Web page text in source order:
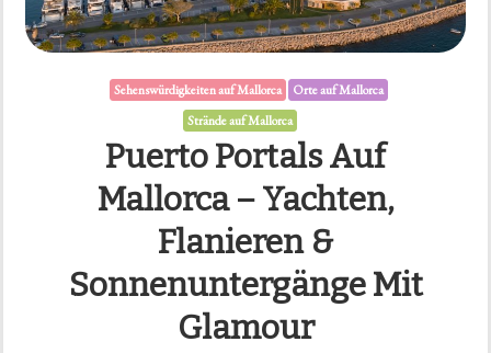
Sehenswürdigkeiten auf Mallorca
Orte auf Mallorca
Strände auf Mallorca
Puerto Portals Auf
Mallorca – Yachten,
Flanieren &
Sonnenuntergänge Mit
Glamour